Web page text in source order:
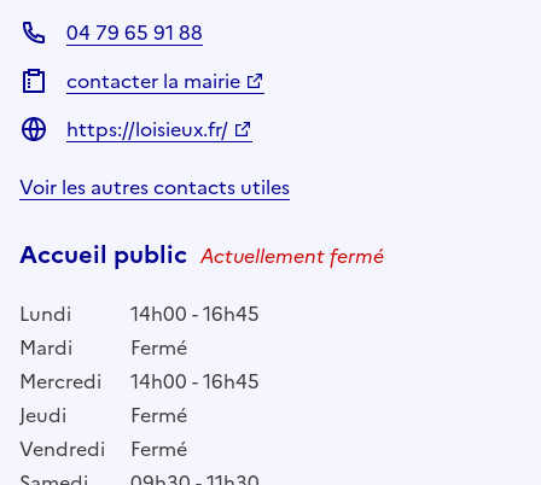
04 79 65 91 88
contacter la mairie
https://loisieux.fr/
Voir les autres contacts utiles
Accueil public Actuellement fermé
Lundi
14h00 - 16h45
Mardi
Fermé
Mercredi
14h00 - 16h45
Jeudi
Fermé
Vendredi
Fermé